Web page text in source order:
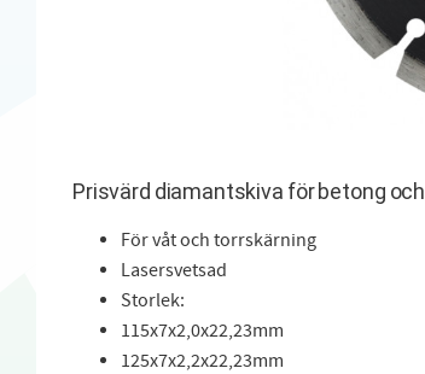
Prisvärd diamantskiva för betong
För våt och torrskärning
Lasersvetsad
Storlek:
115x7x2,0x22,23mm
125x7x2,2x22,23mm